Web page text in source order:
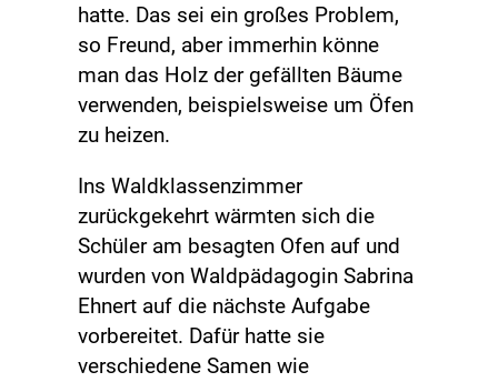
hatte. Das sei ein großes Problem,
so Freund, aber immerhin könne
man das Holz der gefällten Bäume
verwenden, beispielsweise um Öfen
zu heizen.
Ins Waldklassenzimmer
zurückgekehrt wärmten sich die
Schüler am besagten Ofen auf und
wurden von Waldpädagogin Sabrina
Ehnert auf die nächste Aufgabe
vorbereitet. Dafür hatte sie
verschiedene Samen wie